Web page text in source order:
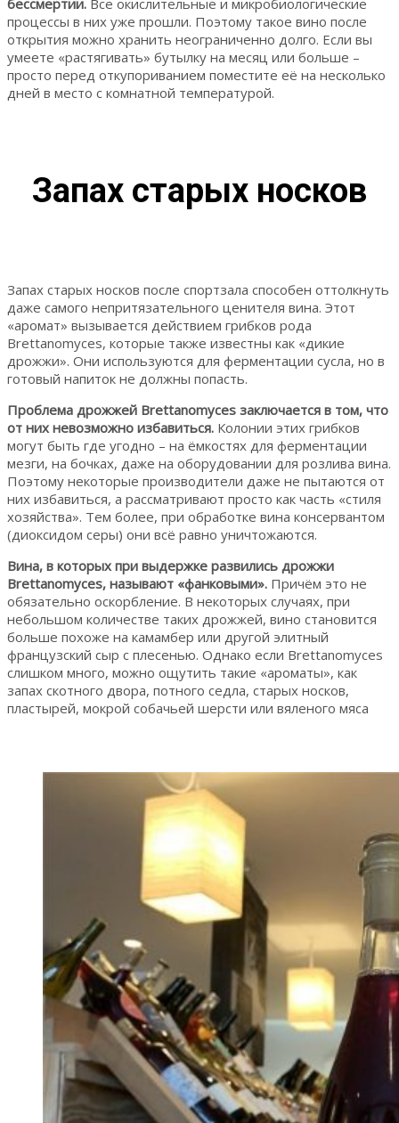
процессы в них уже прошли. Поэтому такое вино после
открытия можно хранить неограниченно долго. Если вы
умеете «растягивать» бутылку на месяц или больше –
просто перед откупориванием поместите её на несколько
дней в место с комнатной температурой.
Запах старых носков
Запах старых носков после спортзала способен оттолкнуть
даже самого непритязательного ценителя вина. Этот
«аромат» вызывается действием грибков рода
Brettanomyces, которые также известны как «дикие
дрожжи». Они используются для ферментации сусла, но в
готовый напиток не должны попасть.
Проблема дрожжей Brettanomyces заключается в том, что
от них невозможно избавиться. Колонии этих грибков
могут быть где угодно – на ёмкостях для ферментации
мезги, на бочках, даже на оборудовании для розлива вина.
Поэтому некоторые производители даже не пытаются от
них избавиться, а рассматривают просто как часть «стиля
хозяйства». Тем более, при обработке вина консервантом
(диоксидом серы) они всё равно уничтожаются.
Вина, в которых при выдержке развились дрожжи
Brettanomyces, называют «фанковыми». Причём это не
обязательно оскорбление. В некоторых случаях, при
небольшом количестве таких дрожжей, вино становится
больше похоже на камамбер или другой элитный
французский сыр с плесенью. Однако если Brettanomyces
слишком много, можно ощутить такие «ароматы», как
запах скотного двора, потного седла, старых носков,
пластырей, мокрой собачьей шерсти или вяленого мяса